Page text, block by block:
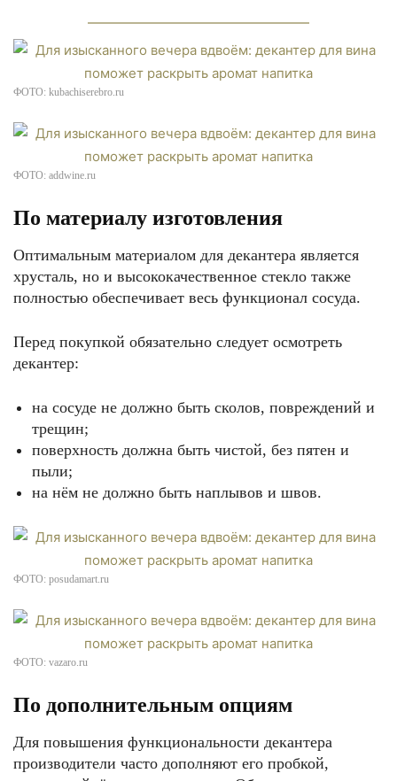
ФОТО: kubachiserebro.ru
ФОТО: addwine.ru
По материалу изготовления
Оптимальным материалом для декантера является
хрусталь, но и высококачественное стекло также
полностью обеспечивает весь функционал сосуда.
Перед покупкой обязательно следует осмотреть
декантер:
на сосуде не должно быть сколов, повреждений и
трещин;
поверхность должна быть чистой, без пятен и
пыли;
на нём не должно быть наплывов и швов.
ФОТО: posudamart.ru
ФОТО: vazaro.ru
По дополнительным опциям
Для повышения функциональности декантера
производители часто дополняют его пробкой,